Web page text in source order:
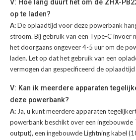
V: Hoe lang duurt het om de ZHX-
op te laden?
A:De oplaadtijd voor deze powerbank
stroom. Bij gebruik van een Type-C
het doorgaans ongeveer 4-5 uur om de
laden. Let op dat het gebruik van een
vermogen dan gespecificeerd de
V: Kan ik meerdere apparaten
deze powerbank?
A: Ja, u kunt meerdere apparaten
powerbank beschikt over een ingebouwde
output), een ingebouwde Lightning kabel